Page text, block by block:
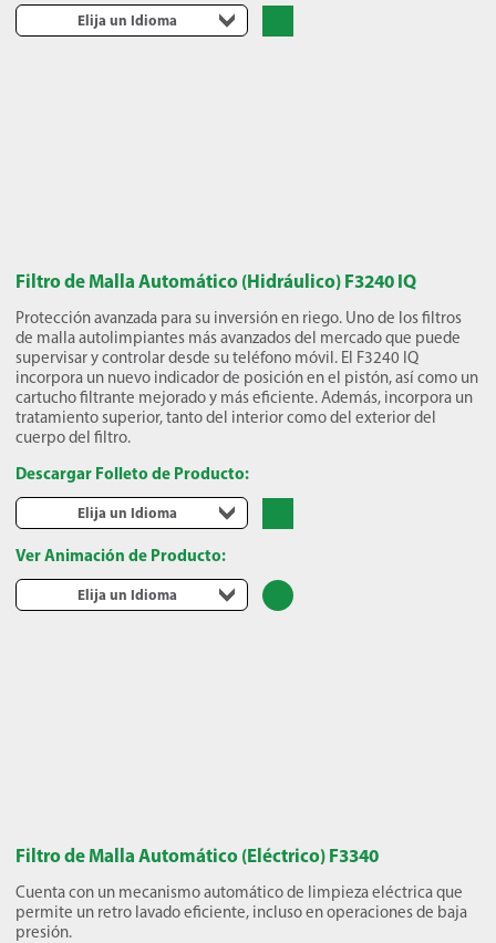
Elija un Idioma
Filtro de Malla Automático (Hidráulico) F3240 IQ
Protección avanzada para su inversión en riego. Uno de los filtros
de malla autolimpiantes más avanzados del mercado que puede
supervisar y controlar desde su teléfono móvil. El F3240 IQ
incorpora un nuevo indicador de posición en el pistón, así como un
cartucho filtrante mejorado y más eficiente. Además, incorpora un
tratamiento superior, tanto del interior como del exterior del
cuerpo del filtro.
Descargar Folleto de Producto:
Elija un Idioma
Ver Animación de Producto:
Elija un Idioma
Filtro de Malla Automático (Eléctrico) F3340
Cuenta con un mecanismo automático de limpieza eléctrica que
permite un retro lavado eficiente, incluso en operaciones de baja
presión.